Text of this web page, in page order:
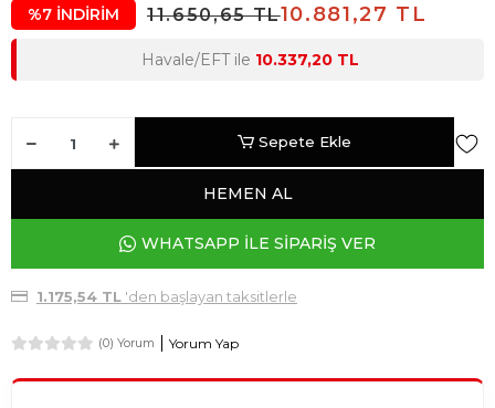
%7 İNDİRİM 11.650,65 TL10.881,27 TL
Havale/EFT ile 10.337,20 TL
Sepete Ekle
HEMEN AL
WHATSAPP İLE SİPARİŞ VER
1.175,54 TL'den başlayan taksitlerle
(0) Yorum Yorum Yap